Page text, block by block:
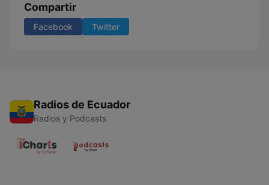
Compartir
Facebook Twitter
Radios de Ecuador
Radios y Podcasts